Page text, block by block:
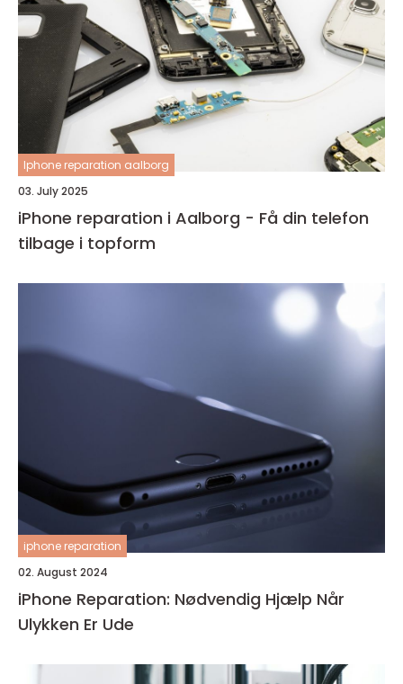
Iphone reparation aalborg
03. July 2025
iPhone reparation i Aalborg - Få din telefon
tilbage i topform
iphone reparation
02. August 2024
iPhone Reparation: Nødvendig Hjælp Når
Ulykken Er Ude